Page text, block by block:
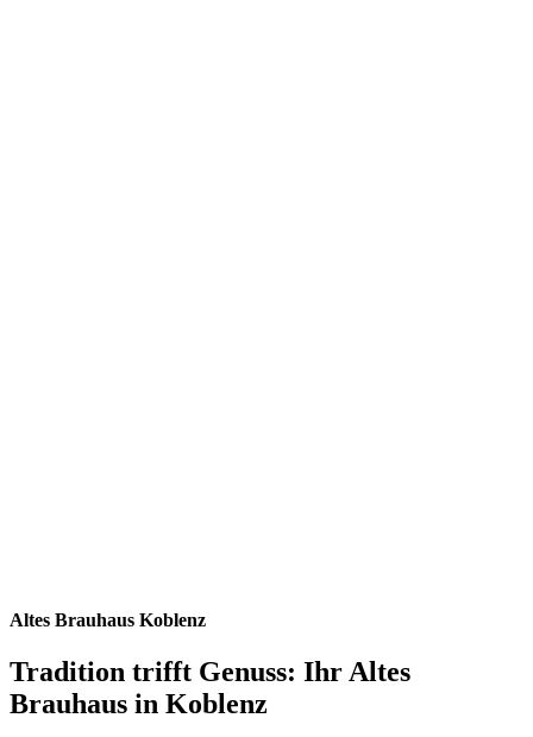
Altes Brauhaus Koblenz
Tradition trifft Genuss: Ihr Altes
Brauhaus in Koblenz